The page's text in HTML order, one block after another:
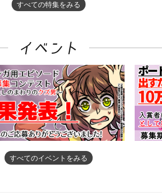
すべての特集をみる
すべてのイベントをみる